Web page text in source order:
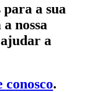
a sua
nossa
a
conosco.